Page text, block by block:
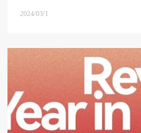
2024/03/1